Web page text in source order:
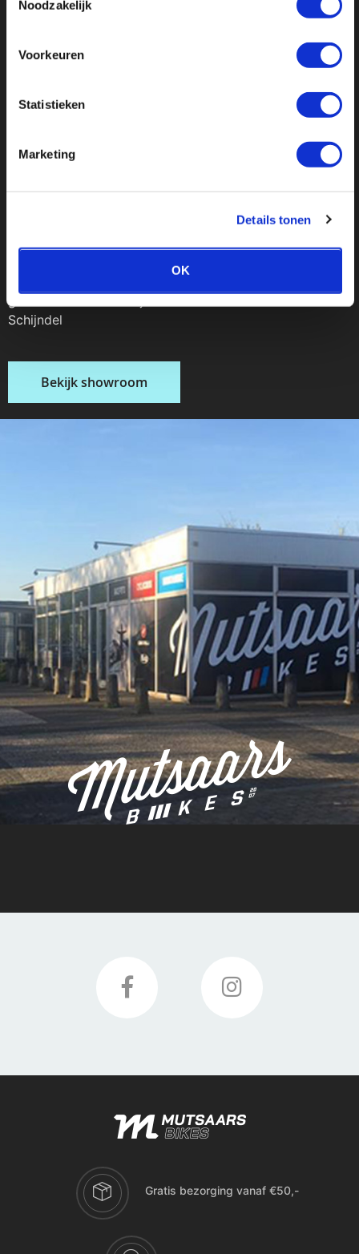
Noodzakelijk
Voorkeuren
Statistieken
Marketing
Details tonen
OK
Bezoek onze
ruime
gewoon lekker rondkijken? De koffie staat klaar in
Schijndel
Bekijk showroom
Gratis bezorging vanaf €50,-